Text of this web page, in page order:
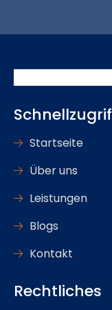
Startseite
Über uns
Leistungen
Blogs
Kontakt
Rechtliches